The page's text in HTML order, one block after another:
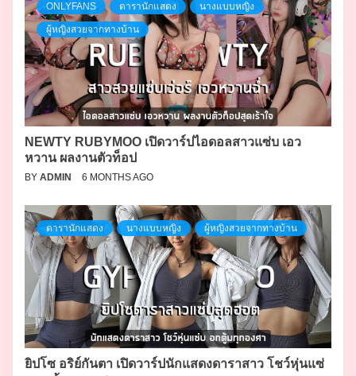
ONLYFANS ดารานักแสดง นางแบบหญิง
ผู้หญิงสวยจากทางบ้าน
NEWTY RUBYMOO เปิดวาร์ปไอดอลสาวแซ่บ เอว
หวาน ผลงานตัวท็อป
BY ADMIN 6 MONTHS AGO
ดารานักแสดง นางแบบหญิง ผู้หญิงสวยจากทางบ้าน
ยิปโซ อริย์กันตา เปิดวาร์ปนักแสดงดาราสาว โชว์หุ่นแซ่